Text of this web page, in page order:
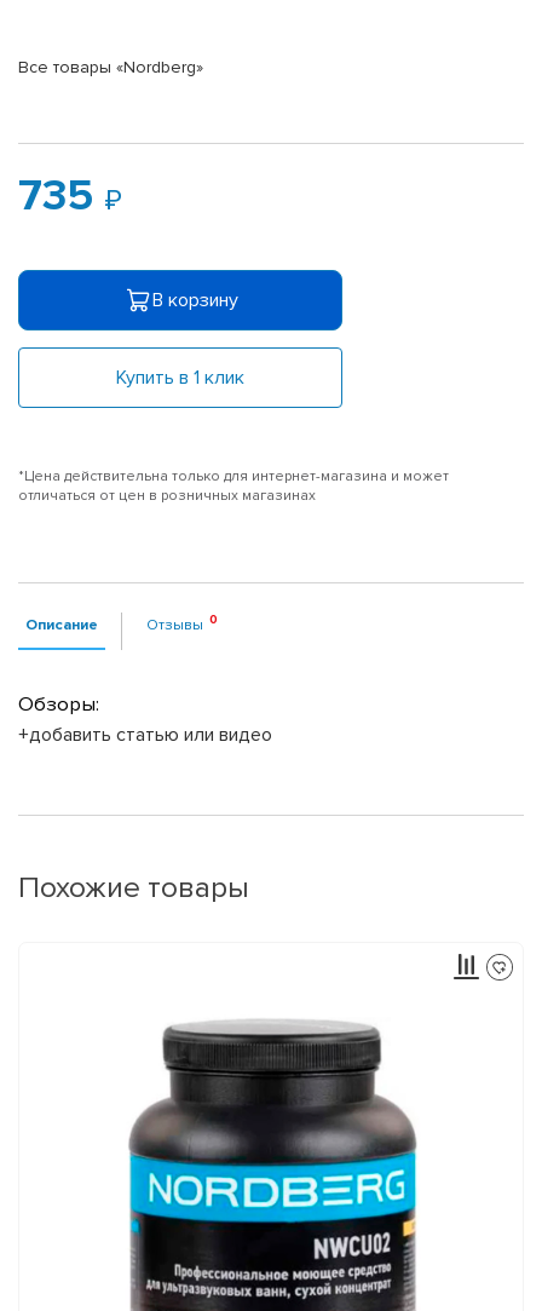
Все товары «Nordberg»
735
В корзину
Купить в 1 клик
*Цена действительна только для интернет-магазина и может
отличаться от цен в розничных магазинах
Описание Отзывы
Обзоры:
+добавить статью или видео
Похожие товары